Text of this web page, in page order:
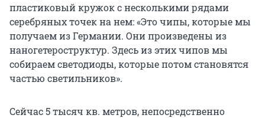
пластиковый кружок с несколькими рядами
серебряных точек на нем: «Это чипы, которые мы
получаем из Германии. Они произведены из
наногетероструктур. Здесь из этих чипов мы
собираем светодиоды, которые потом становятся
частью светильников».
Сейчас 5 тысяч кв. метров, непосредственно